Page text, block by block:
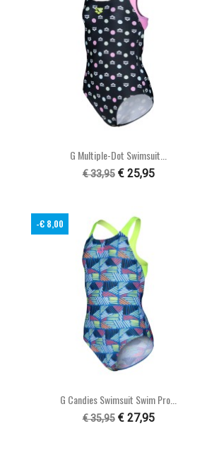
Snel bekijken
G Multiple-Dot Swimsuit...
€ 33,95 € 25,95
Snel bekijken
G Candies Swimsuit Swim Pro...
€ 35,95 € 27,95
-€ 8,00